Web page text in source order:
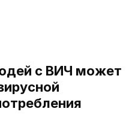
с ВИЧ может